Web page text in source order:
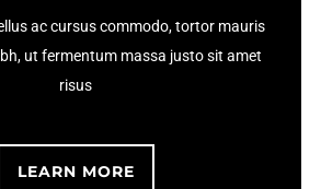
ac cursus commodo, tortor mauris
ut fermentum massa justo sit amet
risus
LEARN MORE